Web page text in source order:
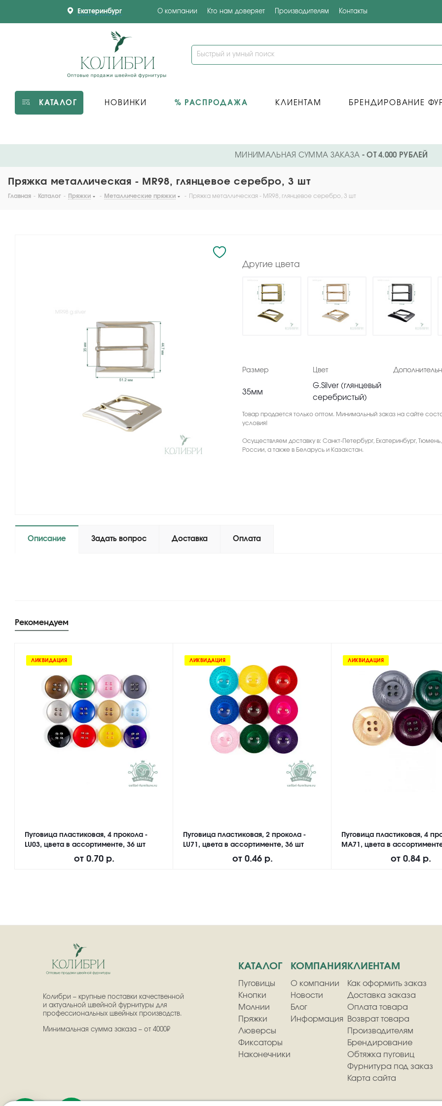
Екатеринбург О компании Кто нам доверяет Производителям Контакты
КАТАЛОГ НОВИНКИ % РАСПРОДАЖА КЛИЕНТАМ БРЕНДИРОВАНИЕ
МИНИМАЛЬНАЯ СУММА ЗАКАЗА - ОТ 4.000 РУБЛЕЙ
Пряжка металлическая - MR98, глянцевое серебро, 3 шт
Главная - Каталог - Пряжки - Металлические пряжки - Пряжка металлическая - MR98, глянцевое серебро, 3 шт
Другие цвета
Размер Цвет
35мм
G.Silver (глянцевый
серебристый)
Товар продается только оптом. Минимальный заказ на сайте
условия!
Осуществляем доставку в: Санкт-Петербург, Екатеринбург,
России, а также в Беларусь и Казахстан.
Описание Задать вопрос Доставка Оплата
Рекомендуем
ЛИКВИДАЦИЯ
Пуговица пластиковая, 4 прокола -
LU03, цвета в ассортименте, 36 шт
от 0.70 р.
ЛИКВИДАЦИЯ
Пуговица пластиковая, 2 прокола -
LU71, цвета в ассортименте, 36 шт
от 0.46 р.
ЛИКВИДАЦИЯ
Пуговица пластиковая, 4
MA71, цвета в
от 0.84 р.
Колибри – крупные поставки качественной
и актуальной швейной фурнитуры для
профессиональных швейных производств.
Минимальная сумма заказа – от 4000₽
КАТАЛОГ
Пуговицы
Кнопки
Молнии
Пряжки
Люверсы
Фиксаторы
Наконечники
КОМПАНИЯ
О компании
Новости
Блог
Информация
КЛИЕНТАМ
Как оформить заказ
Доставка заказа
Оплата товара
Возврат товара
Производителям
Брендирование
Обтяжка пуговиц
Фурнитура под заказ
Карта сайта